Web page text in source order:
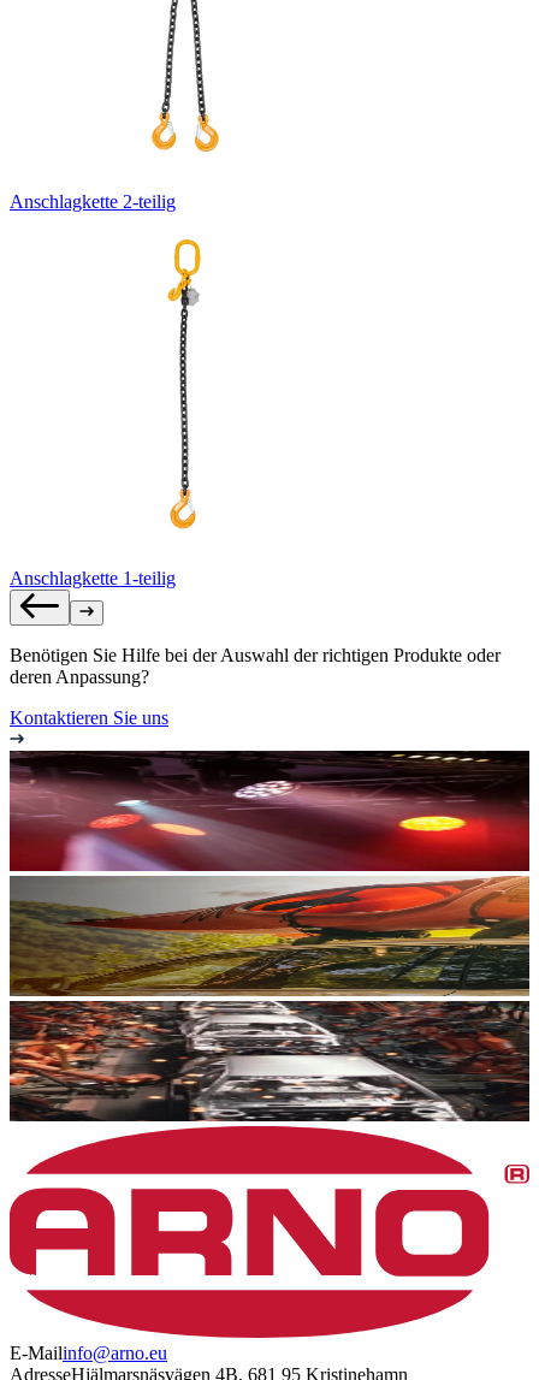
Anschlagkette 2-teilig
Anschlagkette 1-teilig
Benötigen Sie Hilfe bei der Auswahl der richtigen Produkte oder
deren Anpassung?
Kontaktieren Sie uns
E-Mailinfo@arno.eu
AdresseHjälmarsnäsvägen 4B, 681 95 Kristinehamn